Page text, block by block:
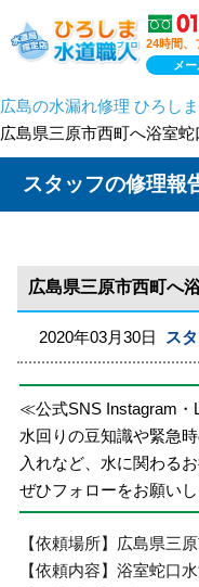
24時間、
メ
広島の水漏れ修理 ひろし
広島県三原市西町へ浴室蛇
スタッフの修理報
広島県三原市西町へ
2020年03月30日 ス
≪公式SNS Instagram
水回りの豆知識や緊急
入れなど、水に関わる
ぜひフォローをお願いし
【依頼場所】広島県三
【依頼内容】浴室蛇口